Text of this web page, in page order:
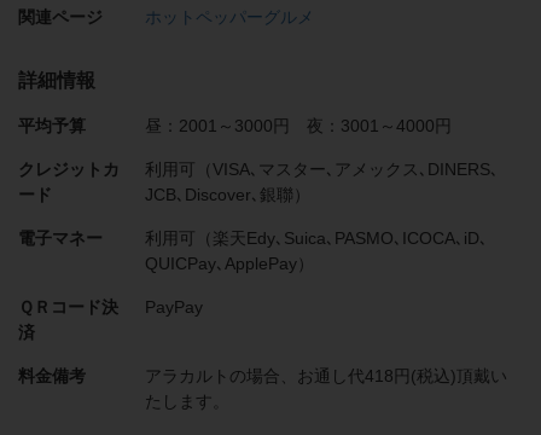
関連ページ ホットペッパーグルメ
詳細情報
平均予算 昼：2001～3000円 夜：3001～4000円
クレジットカ
ード
利用可（VISA､マスター､アメックス､DINERS､
JCB､Discover､銀聯）
電子マネー
利用可（楽天Edy､Suica､PASMO､ICOCA､iD､
QUICPay､ApplePay）
ＱＲコード決
済
PayPay
料金備考
アラカルトの場合、お通し代418円(税込)頂戴い
たします。